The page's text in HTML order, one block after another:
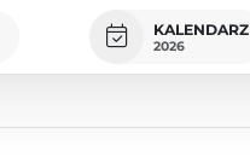
KALENDARZ
2026